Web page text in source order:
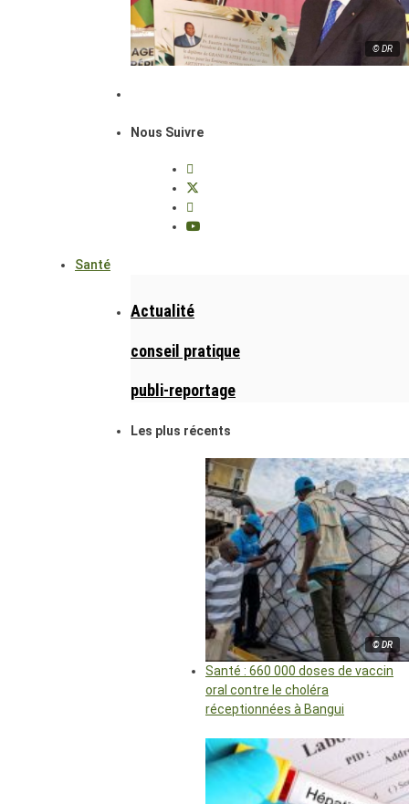
© DR
Nous Suivre
Santé
Actualité
conseil pratique
publi-reportage
Les plus récents
© DR
Santé : 660 000 doses de vaccin
oral contre le choléra
réceptionnées à Bangui